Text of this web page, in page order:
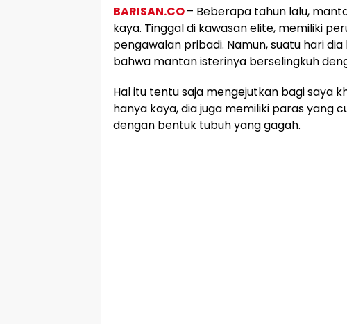
BARISAN.CO– Beberapa tahun lalu,
kaya. Tinggal di kawasan elite, memiliki
pengawalan pribadi. Namun, suatu hari
bahwa mantan isterinya berselingkuh
Hal itu tentu saja mengejutkan bagi saya
hanya kaya, dia juga memiliki paras yang
dengan bentuk tubuh yang gagah.